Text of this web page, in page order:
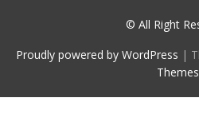
© All Right
Proudly powered by WordPress |
Themes